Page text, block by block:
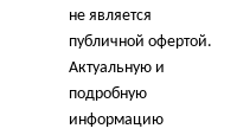
не является
публичной офертой.
Актуальную и
подробную
информацию